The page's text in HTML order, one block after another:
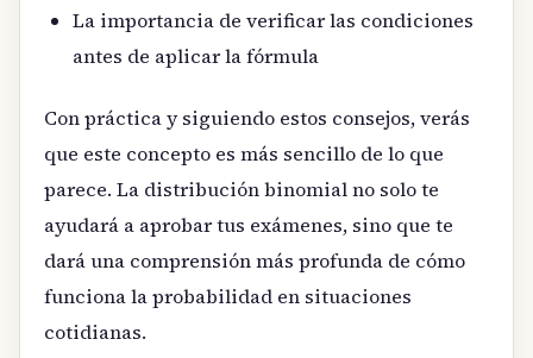
La importancia de verificar las condiciones
antes de aplicar la fórmula
Con práctica y siguiendo estos consejos, verás
que este concepto es más sencillo de lo que
parece. La distribución binomial no solo te
ayudará a aprobar tus exámenes, sino que te
dará una comprensión más profunda de cómo
funciona la probabilidad en situaciones
cotidianas.